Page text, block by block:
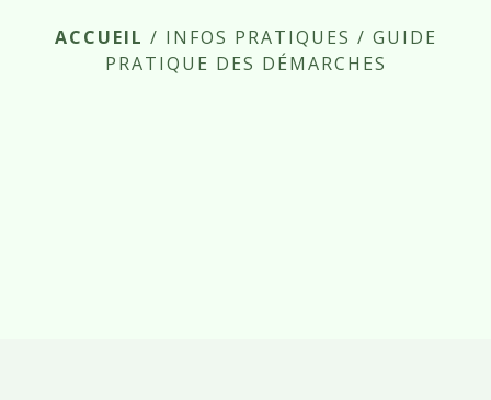
ACCUEIL / INFOS PRATIQUES / GUIDE
PRATIQUE DES DÉMARCHES